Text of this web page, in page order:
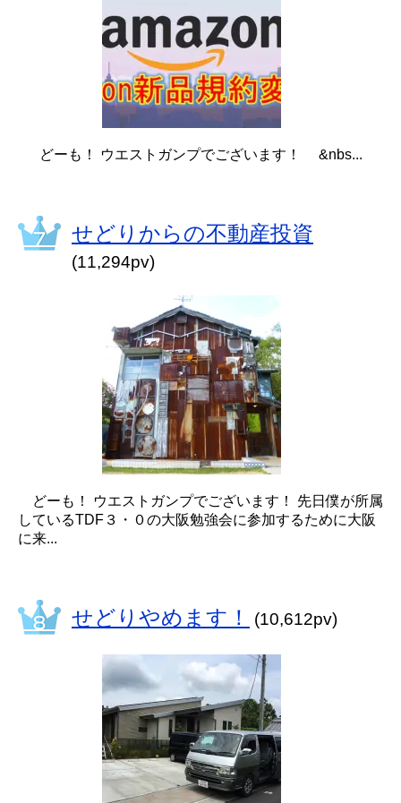
どーも！ ウエストガンプでございます！ &nbs...
せどりからの不動産投資
(11,294pv)
どーも！ ウエストガンプでございます！ 先日僕が所属
しているTDF３・０の大阪勉強会に参加するために大阪
に来...
せどりやめます！ (10,612pv)